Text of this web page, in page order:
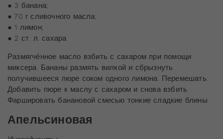
● 3 банана;
● 70 г сливочного масла;
● 1 лимон;
● 2 ст. л. сахара.
Размягчённое масло взбить с сахаром при помощи
миксера. Бананы размять вилкой и сбрызнуть
получившееся пюре соком одного лимона. Перемешать.
Добавить пюре к маслу с сахаром и снова взбить.
Фаршировать банановой смесью тонкие сладкие блины.
Апельсиновая